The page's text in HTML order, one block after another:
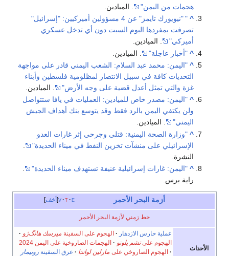
هجمات من اليمن"
. الميادين.
^
"
"نيويورك تايمز" عن 4 مسؤولين أميركيين: "إسرائيل"
تصرفت بمفردها اليوم السبت دون أي تدخل عسكري
أميركي"
. الميادين.
^ "أخبار عاجلة"
. الميادين.
^ "اليمن: محمد عبد السلام: الشعب اليمني قادر على مواجهة
التحديات كافة في سبيل الانتصار لمظلومية فلسطين وأبناء
غزة والتي تمثل أعدل قضية على وجه الأرض"
. الميادين.
^ "اليمن: مصدر خاص للميادين: العمليات في يافا ستتواصل
ولن يكتفي اليمن بالرد فقط وقد يتوسع بنك أهداف الجيش
اليمني"
. الميادين.
^ "وزارة الصحة اليمنية: قتلى وجرحى إثر غارات العدو
الإسرائيلي على منشآت تخزين النفط في ميناء الحديدة"
النشرة.
^ "اليمن: غارات إسرائيلية عنيفة تستهدف ميناء الحديدة"
راية برس.
أخف v t e أزمة البحر الأحمر
خط زمني لأزمة البحر الأحمر
الأحداث
عملية حارس الازدهار الهجوم على السفينة ميرسك هانگ‌ژو
الهجوم علىتشم پلوتو
الهجمات الصاروخية على اليمن 2024
الهجوم الصاروخي على مارلين لواندا عرق السفينةروبيمار